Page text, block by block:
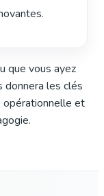
que vous ayez
donnera les clés
opérationnelle et